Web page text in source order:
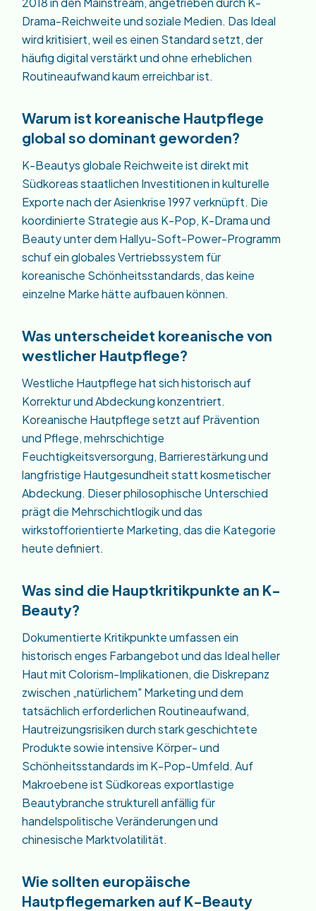
Drama-Reichweite und soziale Medien. Das Ideal
wird kritisiert, weil es einen Standard setzt, der
häufig digital verstärkt und ohne erheblichen
Routineaufwand kaum erreichbar ist.
Warum ist koreanische Hautpflege
global so dominant geworden?
K-Beautys globale Reichweite ist direkt mit
Südkoreas staatlichen Investitionen in kulturelle
Exporte nach der Asienkrise 1997 verknüpft. Die
koordinierte Strategie aus K-Pop, K-Drama und
Beauty unter dem Hallyu-Soft-Power-Programm
schuf ein globales Vertriebssystem für
koreanische Schönheitsstandards, das keine
einzelne Marke hätte aufbauen können.
Was unterscheidet koreanische von
westlicher Hautpflege?
Westliche Hautpflege hat sich historisch auf
Korrektur und Abdeckung konzentriert.
Koreanische Hautpflege setzt auf Prävention
und Pflege, mehrschichtige
Feuchtigkeitsversorgung, Barrierestärkung und
langfristige Hautgesundheit statt kosmetischer
Abdeckung. Dieser philosophische Unterschied
prägt die Mehrschichtlogik und das
wirkstofforientierte Marketing, das die Kategorie
heute definiert.
Was sind die Hauptkritikpunkte an K-
Beauty?
Dokumentierte Kritikpunkte umfassen ein
historisch enges Farbangebot und das Ideal heller
Haut mit Colorism-Implikationen, die Diskrepanz
zwischen „natürlichem" Marketing und dem
tatsächlich erforderlichen Routineaufwand,
Hautreizungsrisiken durch stark geschichtete
Produkte sowie intensive Körper- und
Schönheitsstandards im K-Pop-Umfeld. Auf
Makroebene ist Südkoreas exportlastige
Beautybranche strukturell anfällig für
handelspolitische Veränderungen und
chinesische Marktvolatilität.
Wie sollten europäische
Hautpflegemarken auf K-Beauty